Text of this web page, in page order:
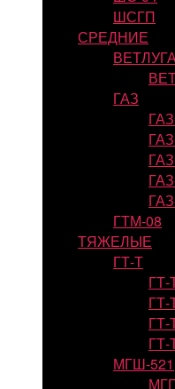
ШСГП
СРЕДНИЕ
ГАЗ
ГТМ-08
ТЯЖЕЛЫЕ
ГТ-Т
ГТ-
ГТ-
МГШ-